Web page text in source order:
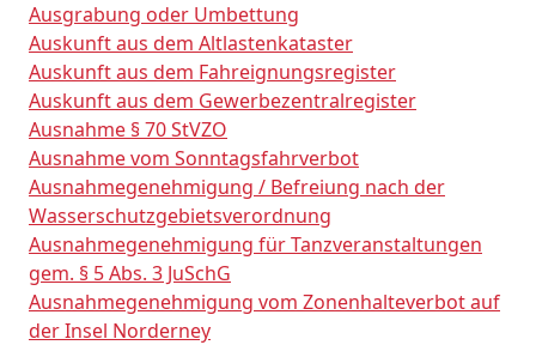
Ausgrabung oder Umbettung
Auskunft aus dem Altlastenkataster
Auskunft aus dem Fahreignungsregister
Auskunft aus dem Gewerbezentralregister
Ausnahme § 70 StVZO
Ausnahme vom Sonntagsfahrverbot
Ausnahmegenehmigung / Befreiung nach der
Wasserschutzgebietsverordnung
Ausnahmegenehmigung für Tanzveranstaltungen
gem. § 5 Abs. 3 JuSchG
Ausnahmegenehmigung vom Zonenhalteverbot auf
der Insel Norderney